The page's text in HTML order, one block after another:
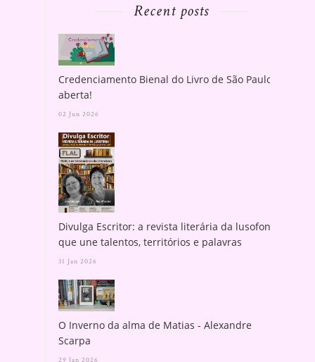
Recent posts
Credenciamento Bienal do Livro de São Paulo
aberta!
02 Jun 2026
Divulga Escritor: a revista literária da lusofonia
que une talentos, territórios e palavras
31 Jan 2026
O Inverno da alma de Matias - Alexandre
Scarpa
29 Jan 2026